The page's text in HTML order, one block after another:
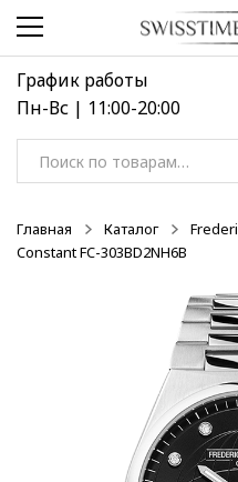
Перейти
навигации
Перейти
содержимому
График работы
Пн-Вс | 11:00-20:00
Искать:
Главная Каталог
Constant FC-303BD2NH6B